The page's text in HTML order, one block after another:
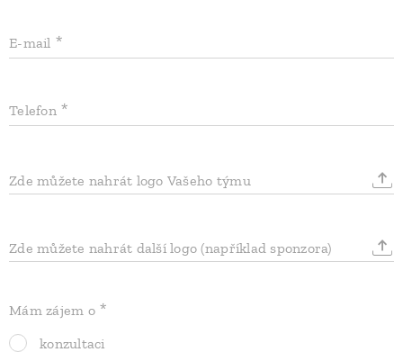
E-mail
Telefon
Zde můžete nahrát logo Vašeho týmu
Zde můžete nahrát další logo (například sponzora)
Mám zájem o
konzultaci